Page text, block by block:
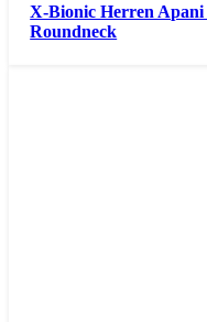
X-Bionic Herren
Roundneck